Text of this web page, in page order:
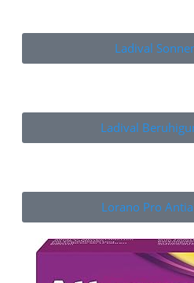
Ladival
Ladival
Lorano Pro